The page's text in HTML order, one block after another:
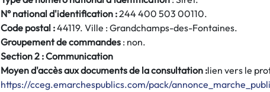
N° national d'identification :244 400 503 00110.
Code postal :44119. Ville : Grandchamps-des-Fontaines.
Groupement de commandes : non.
Section 2 : Communication
Moyen d'accès aux documents de la consultation :lien vers le
https://cceg.emarchespublics.com/pack/